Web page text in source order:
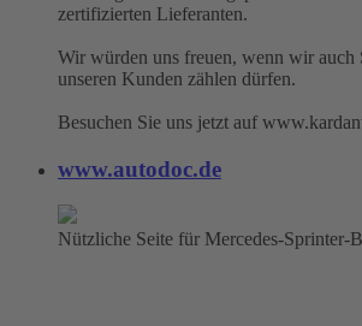
zertifizierten Lieferanten.
Wir würden uns freuen, wenn wir auch
unseren Kunden zählen dürfen.
Besuchen Sie uns jetzt auf
www.autodoc.de
Nützliche Seite für Mercedes-Sprinter-